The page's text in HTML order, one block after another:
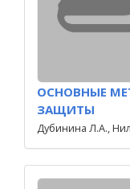
ОСНОВНЫЕ
ЗАЩИТЫ
Дубинина Л.А.,